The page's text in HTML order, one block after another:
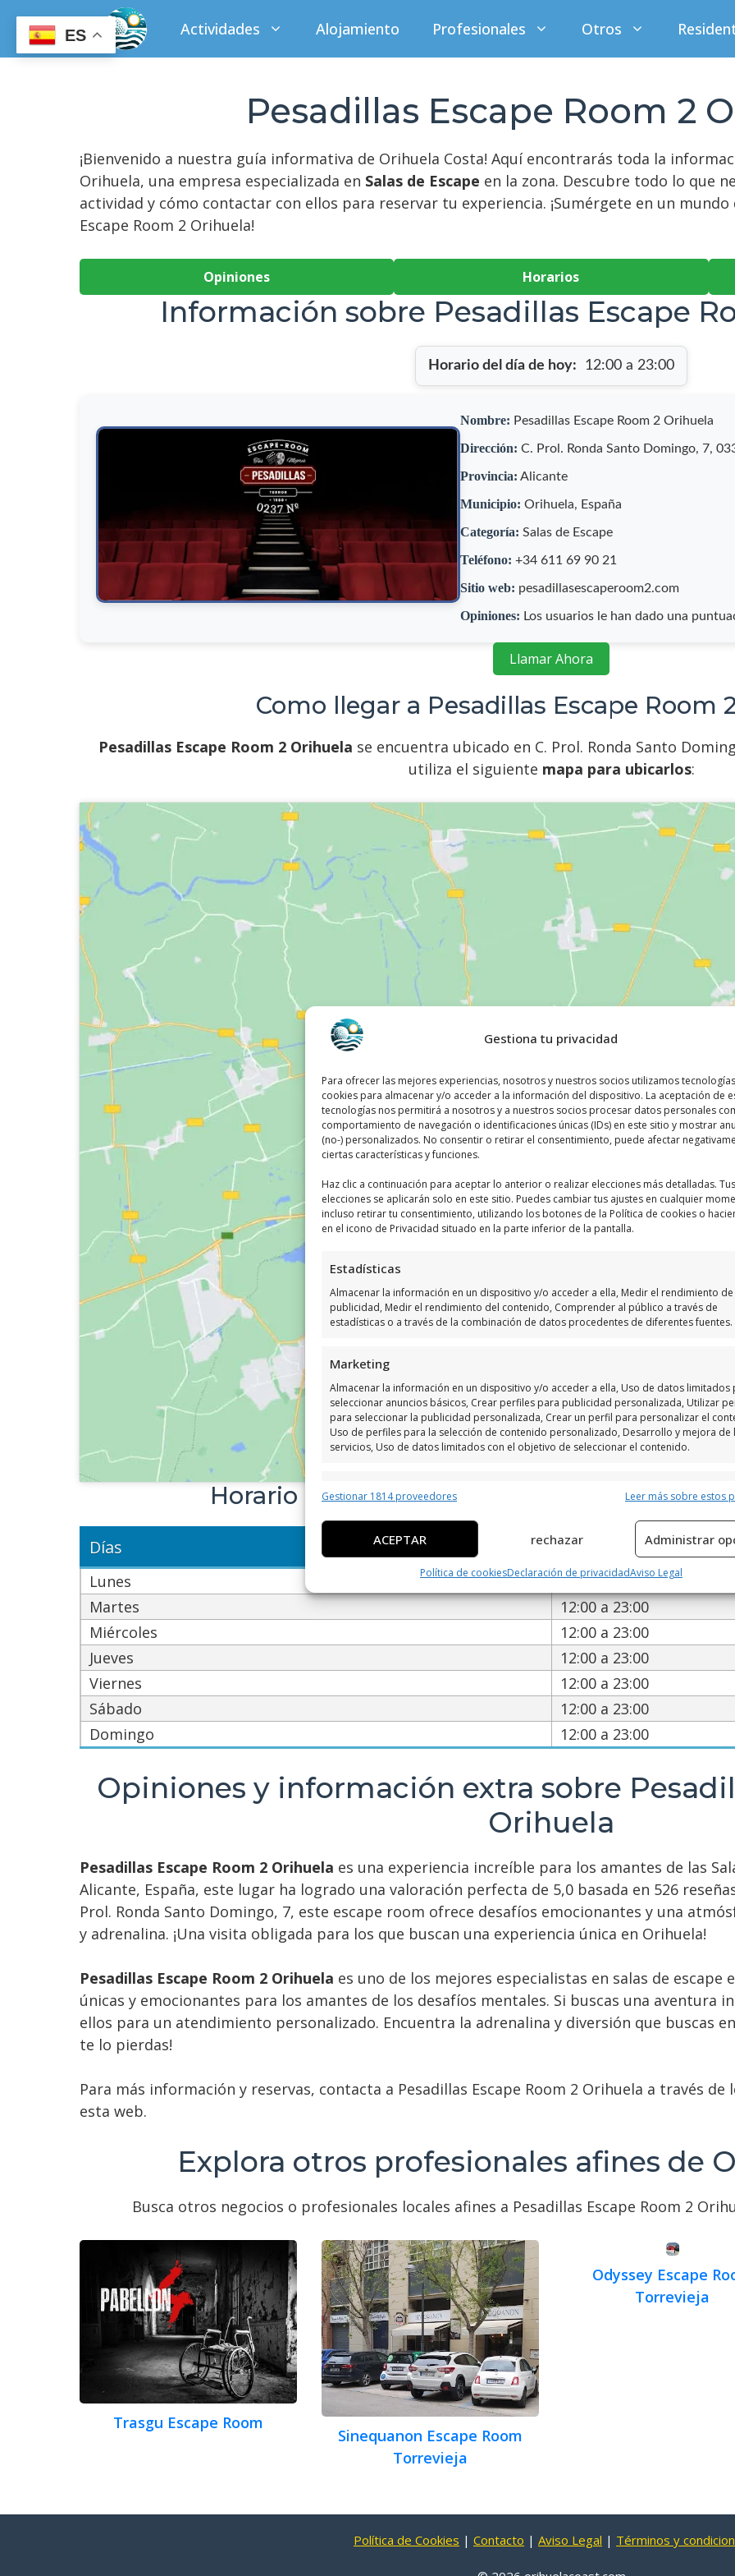
Gestiona tu privacidad
Para ofrecer las mejores experiencias, nosotros y nuestros socios utilizamos
cookies para almacenar y/o acceder a la información del dispositivo. La aceptación de
tecnologías nos permitirá a nosotros y a nuestros socios procesar datos personales
comportamiento de navegación o identificaciones únicas (IDs) en este sitio y mostrar
(no-) personalizados. No consentir o retirar el consentimiento, puede afectar
ciertas características y funciones.
Haz clic a continuación para aceptar lo anterior o realizar elecciones más detalladas. Tus
elecciones se aplicarán solo en este sitio. Puedes cambiar tus ajustes en cualquier
incluso retirar tu consentimiento, utilizando los botones de la Política de cookies o
en el icono de Privacidad situado en la parte inferior de la pantalla.
Estadísticas
Almacenar la información en un dispositivo y/o acceder a ella, Medir el rendimiento de
publicidad, Medir el rendimiento del contenido, Comprender al público a través de
estadísticas o a través de la combinación de datos procedentes de diferentes fuentes.
Marketing
Almacenar la información en un dispositivo y/o acceder a ella, Uso de datos limitados
seleccionar anuncios básicos, Crear perfiles para publicidad personalizada, Utilizar
para seleccionar la publicidad personalizada, Crear un perfil para personalizar el
Uso de perfiles para la selección de contenido personalizado, Desarrollo y mejora de
servicios, Uso de datos limitados con el objetivo de seleccionar el contenido.
Características
Vincular diferentes dispositivos, Identificación de dispositivos en función de la
información transmitida de forma automática.
Utilizar datos de localización geográfica precisa, Identificar los
dispositivos en función de la información solicitada activamente.
Garantizar la seguridad, evitar y detectar fraudes, y eliminar
fallos, Ofrecer y presentar publicidad y contenido, Guardar y
comunicar las preferencias de privacidad.
Gestionar 1814 proveedores Leer más sobre estos
ACEPTAR rechazar Administrar
Política de cookiesDeclaración de privacidadAviso Legal
contenido
Actividades Alojamiento Profesionales Otros
Pesadillas Escape Room 2
¡Bienvenido a nuestra guía informativa de Orihuela Costa! Aquí encontrarás toda la
Orihuela, una empresa especializada en Salas de Escape en la zona. Descubre todo lo que
actividad y cómo contactar con ellos para reservar tu experiencia. ¡Sumérgete en un
Escape Room 2 Orihuela!
Opiniones Horarios
Información sobre Pesadillas Escape
Horario del día de hoy: 12:00 a 23:00
Nombre: Pesadillas Escape Room 2 Orihuela
Dirección: C. Prol. Ronda Santo Domingo, 7,
Provincia: Alicante
Municipio: Orihuela, España
Categoría: Salas de Escape
Teléfono: +34 611 69 90 21
Sitio web: pesadillasescaperoom2.com
Opiniones: Los usuarios le han dado una
Llamar Ahora
Como llegar a Pesadillas Escape Room
Pesadillas Escape Room 2 Orihuela se encuentra ubicado en C. Prol. Ronda Santo
utiliza el siguiente mapa para ubicarlos:
Haz clic para aceptar márketing cookies y
Horario de servicio de Pesadillas Escape
Días
Lunes
12:00 a 23:00
Martes
12:00 a 23:00
Miércoles
12:00 a 23:00
Jueves
12:00 a 23:00
Viernes
12:00 a 23:00
Sábado
12:00 a 23:00
Domingo
12:00 a 23:00
Opiniones y información extra sobre
Orihuela
Pesadillas Escape Room 2 Orihuela es una experiencia increíble para los amantes de las
Alicante, España, este lugar ha logrado una valoración perfecta de 5,0 basada en 526
Prol. Ronda Santo Domingo, 7, este escape room ofrece desafíos emocionantes y una
y adrenalina. ¡Una visita obligada para los que buscan una experiencia única en Orihuela!
Pesadillas Escape Room 2 Orihuela es uno de los mejores especialistas en salas de escape
únicas y emocionantes para los amantes de los desafíos mentales. Si buscas una aventura
ellos para un atendimiento personalizado. Encuentra la adrenalina y diversión que buscas en
te lo pierdas!
Para más información y reservas, contacta a Pesadillas Escape Room 2 Orihuela a través
esta web.
Explora otros profesionales afines de
Busca otros negocios o profesionales locales afines a Pesadillas Escape Room 2
Trasgu Escape Room
Sinequanon Escape Room
Torrevieja
Odyssey Escape
Torrevieja
Política de Cookies | Contacto | Aviso Legal | Términos y
ES